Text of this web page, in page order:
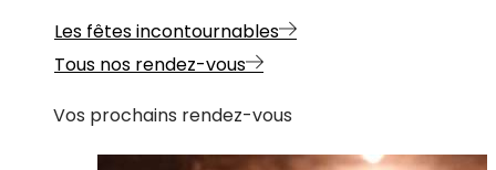
Les fêtes incontournables
Tous nos rendez-vous
Vos prochains rendez-vous